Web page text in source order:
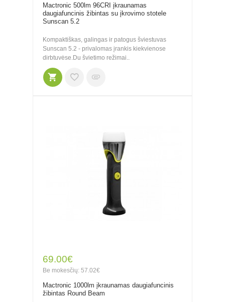
Mactronic 500lm 96CRI įkraunamas
daugiafuncinis žibintas su įkrovimo stotele
Sunscan 5.2
Kompaktiškas, galingas ir patogus šviestuvas
Sunscan 5.2 - privalomas įrankis kiekvienose
dirbtuvėse.Du švietimo režimai..
69.00€
Be mokesčių: 57.02€
Mactronic 1000lm įkraunamas daugiafuncinis
žibintas Round Beam